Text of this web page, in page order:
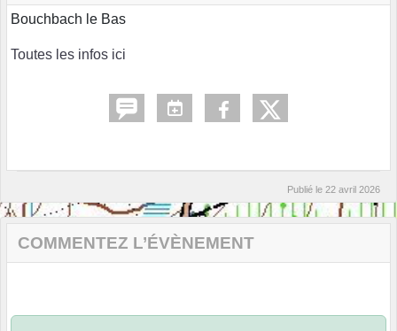
Bouchbach le Bas
Toutes les infos ici
Publié le 22 avril 2026
COMMENTEZ L’ÉVÈNEMENT